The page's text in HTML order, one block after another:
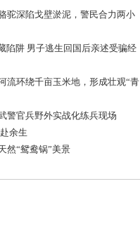
驼深陷戈壁淤泥，警民合力两小
陷阱 男子逃生回国后亲述受骗经
流环绕千亩玉米地，形成壮观“青
警官兵野外实战化练兵现场
余生
然“鸳鸯锅”美景